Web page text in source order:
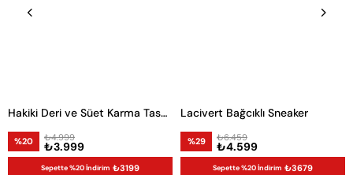
Hakiki Deri ve Süet Karma Tasarım Erkek Sneaker
%20 ₺3.999
₺4.999
Sepette %20 İndirim ₺3199
Lacivert Bağcıklı Sneaker
%29 ₺4.599
₺6.459
Sepette %20 İndirim ₺3679